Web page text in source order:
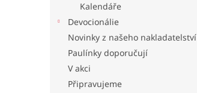
Kalendáře
Devocionálie
Novinky z našeho nakladatelství
Paulínky doporučují
V akci
Připravujeme